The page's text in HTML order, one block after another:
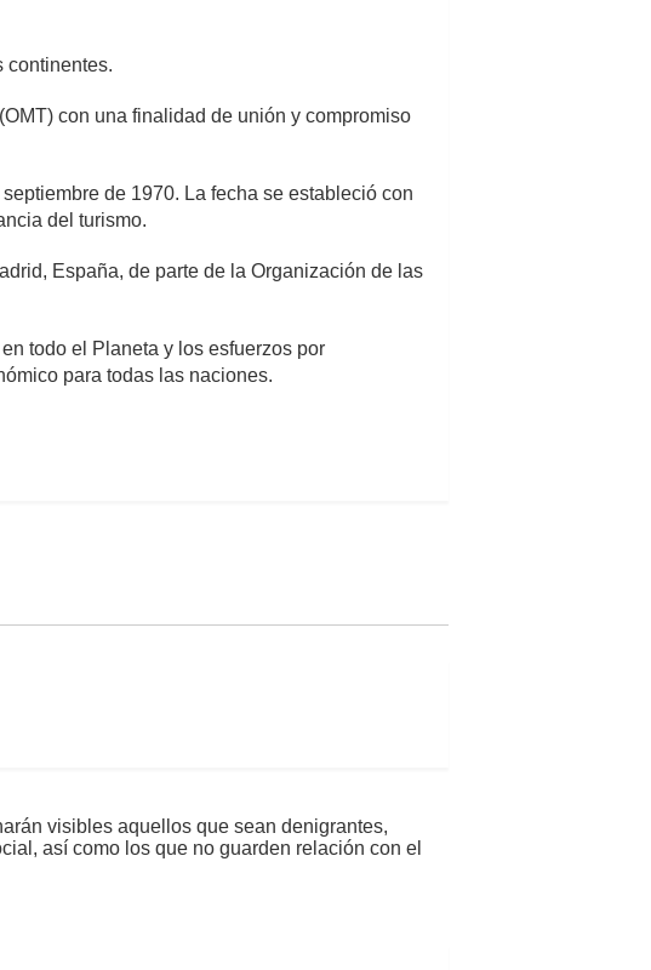
continentes.
con una finalidad de unión y compromiso
de 1970. La fecha se estableció con
del turismo.
España, de parte de la Organización de las
todo el Planeta y los esfuerzos por
para todas las naciones.
visibles aquellos que sean denigrantes,
así como los que no guarden relación con el